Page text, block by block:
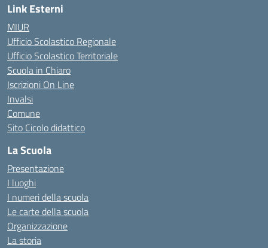
Link Esterni
MIUR
Ufficio Scolastico Regionale
Ufficio Scolastico Territoriale
Scuola in Chiaro
Iscrizioni On Line
Invalsi
Comune
Sito Cicolo didattico
La Scuola
Presentazione
I luoghi
I numeri della scuola
Le carte della scuola
Organizzazione
La storia